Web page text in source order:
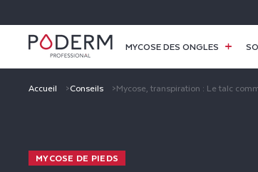
AU
CONTENU
MYCOSE DES ONGLES
Accueil Conseils Mycose, transpiration : Le talc
MYCOSE DE PIEDS